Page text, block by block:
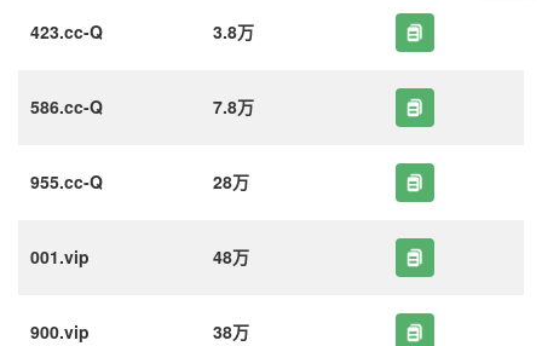
423.cc-Q 3.8万
586.cc-Q 7.8万
955.cc-Q 28万
001.vip 48万
900.vip 38万